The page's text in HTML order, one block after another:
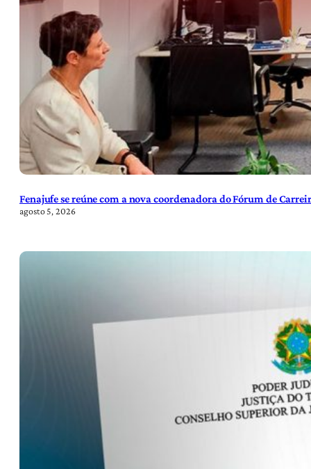
Fenajufe se reúne com a nova coordenadora do Fórum de
agosto 5, 2026